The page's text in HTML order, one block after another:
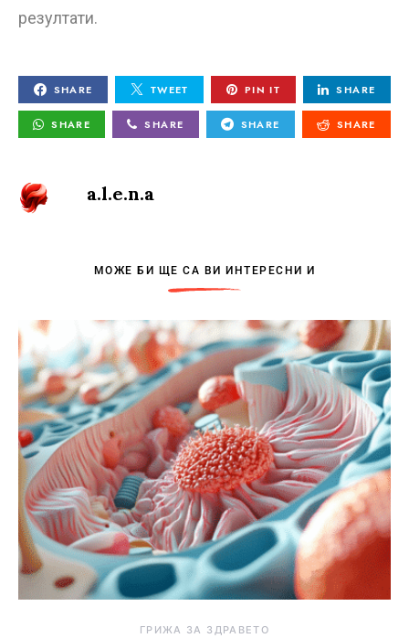
резултати.
SHARE TWEET PIN IT SHARE
SHARE SHARE SHARE SHARE
a.l.e.n.a
МОЖЕ БИ ЩЕ СА ВИ ИНТЕРЕСНИ И
ГРИЖА ЗА ЗДРАВЕТО